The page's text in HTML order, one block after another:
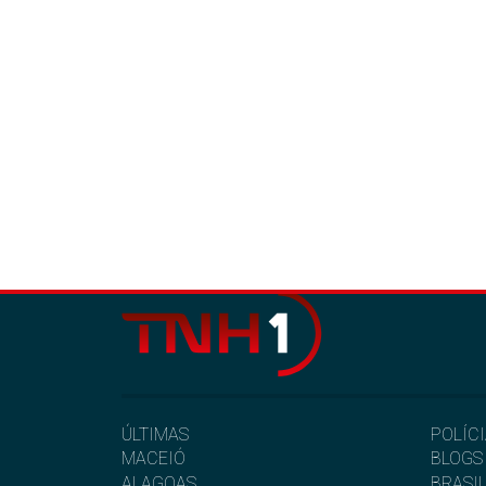
ÚLTIMAS
MACEIÓ
BLOGS